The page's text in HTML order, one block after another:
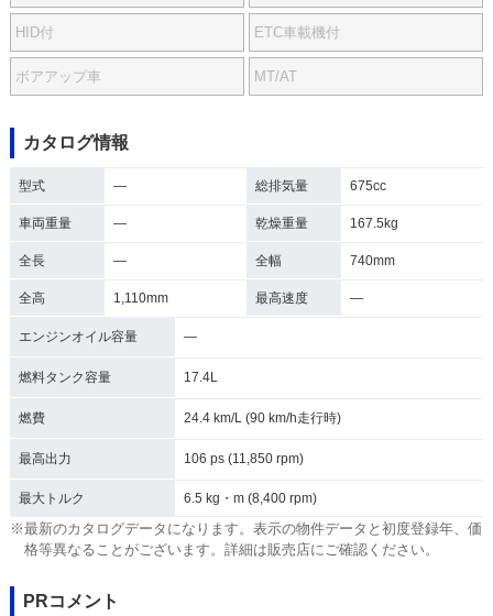
HID付 ETC車載機付
ボアアップ車 MT/AT
カタログ情報
型式 ― 総排気量 675cc
車両重量 ― 乾燥重量 167.5kg
全長 ― 全幅 740mm
全高 1,110mm 最高速度 ―
エンジンオイル容量 ―
燃料タンク容量 17.4L
燃費 24.4 km/L (90 km/h走行時)
最高出力 106 ps (11,850 rpm)
最大トルク 6.5 kg・m (8,400 rpm)
※最新のカタログデータになります。表示の物件データと初度登録年、価
格等異なることがございます。詳細は販売店にご確認ください。
PRコメント